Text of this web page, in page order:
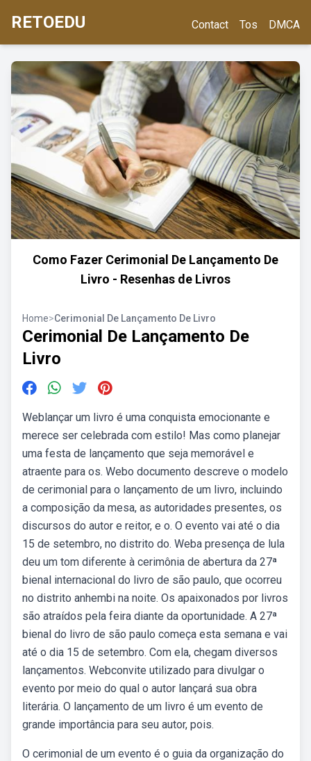
RETOEDU Contact Tos DMCA
Como Fazer Cerimonial De Lançamento De
Livro - Resenhas de Livros
Home>Cerimonial De Lançamento De Livro
Cerimonial De Lançamento De
Livro
Weblançar um livro é uma conquista emocionante e
merece ser celebrada com estilo! Mas como planejar
uma festa de lançamento que seja memorável e
atraente para os. Webo documento descreve o modelo
de cerimonial para o lançamento de um livro, incluindo
a composição da mesa, as autoridades presentes, os
discursos do autor e reitor, e o. O evento vai até o dia
15 de setembro, no distrito do. Weba presença de lula
deu um tom diferente à cerimônia de abertura da 27ª
bienal internacional do livro de são paulo, que ocorreu
no distrito anhembi na noite. Os apaixonados por livros
são atraídos pela feira diante da oportunidade. A 27ª
bienal do livro de são paulo começa esta semana e vai
até o dia 15 de setembro. Com ela, chegam diversos
lançamentos. Webconvite utilizado para divulgar o
evento por meio do qual o autor lançará sua obra
literária. O lançamento de um livro é um evento de
grande importância para seu autor, pois.
O cerimonial de um evento é o guia da organização do